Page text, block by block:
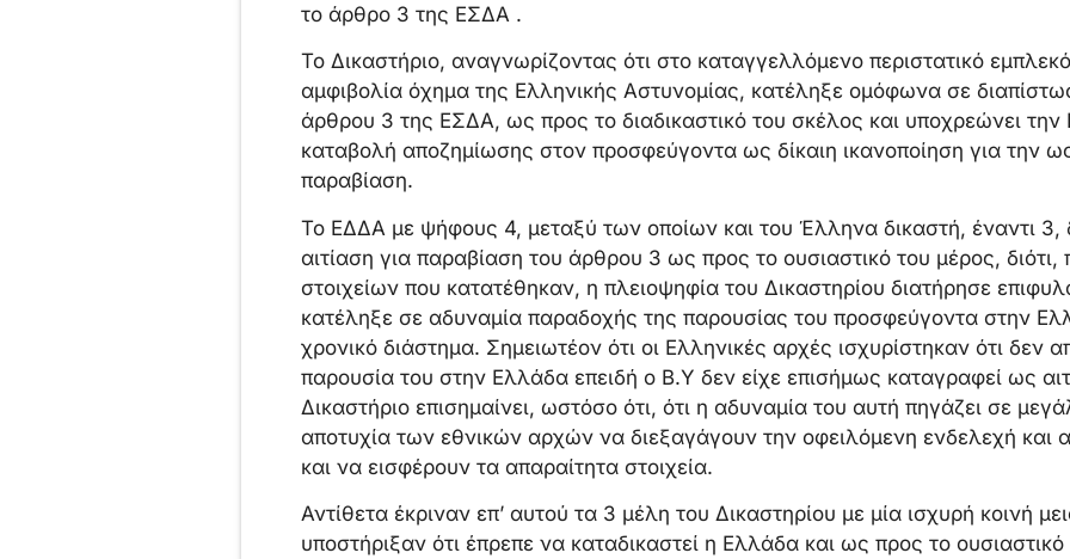
το άρθρο 3 της ΕΣΔΑ .
Το Δικαστήριο, αναγνωρίζοντας ότι στο καταγγελλόμενο περιστατικό
αμφιβολία όχημα της Ελληνικής Αστυνομίας, κατέληξε ομόφωνα σε
άρθρου 3 της ΕΣΔΑ, ως προς το διαδικαστικό του σκέλος και υποχρεώνει
καταβολή αποζημίωσης στον προσφεύγοντα ως δίκαιη ικανοποίηση για την
παραβίαση.
Το ΕΔΔΑ με ψήφους 4, μεταξύ των οποίων και του Έλληνα δικαστή, έναντι 3,
αιτίαση για παραβίαση του άρθρου 3 ως προς το ουσιαστικό του μέρος,
στοιχείων που κατατέθηκαν, η πλειοψηφία του Δικαστηρίου διατήρησε
κατέληξε σε αδυναμία παραδοχής της παρουσίας του προσφεύγοντα στην
χρονικό διάστημα. Σημειωτέον ότι οι Ελληνικές αρχές ισχυρίστηκαν ότι δεν
παρουσία του στην Ελλάδα επειδή ο Β.Υ δεν είχε επισήμως καταγραφεί ως
Δικαστήριο επισημαίνει, ωστόσο ότι, ότι η αδυναμία του αυτή πηγάζει σε
αποτυχία των εθνικών αρχών να διεξαγάγουν την οφειλόμενη ενδελεχή και
και να εισφέρουν τα απαραίτητα στοιχεία.
Αντίθετα έκριναν επ’ αυτού τα 3 μέλη του Δικαστηρίου με μία ισχυρή κοινή
υποστήριξαν ότι έπρεπε να καταδικαστεί η Ελλάδα και ως προς το